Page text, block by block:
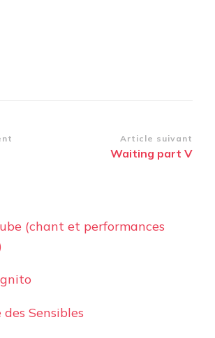
Article suivant
Waiting part V
(chant et performances
Sensibles